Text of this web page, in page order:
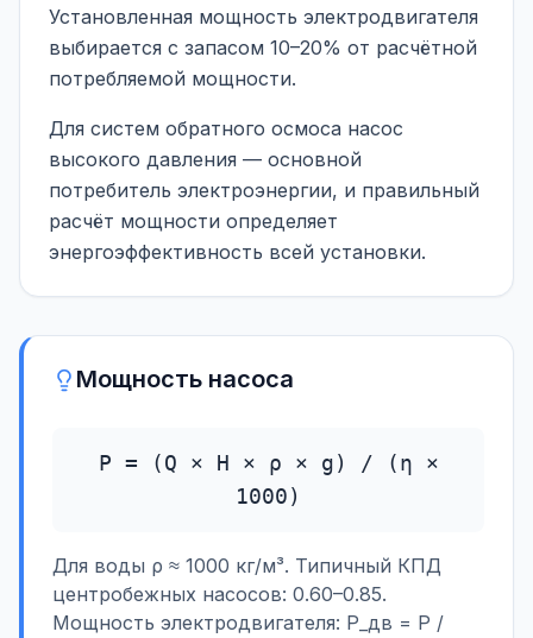
Установленная мощность электродвигателя
выбирается с запасом 10–20% от расчётной
потребляемой мощности.
Для систем обратного осмоса насос
высокого давления — основной
потребитель электроэнергии, и правильный
расчёт мощности определяет
энергоэффективность всей установки.
Мощность насоса
P = (Q × H × ρ × g) / (η ×
1000)
Для воды ρ ≈ 1000 кг/м³. Типичный КПД
центробежных насосов: 0.60–0.85.
Мощность электродвигателя: P_дв = P /